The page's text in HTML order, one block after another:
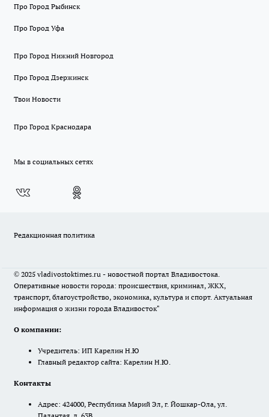
Про Город Рыбинск
Про Город Уфа
Про Город Нижний Новгород
Про Город Дзержинск
Твои Новости
Про Город Краснодара
Мы в социальных сетях
Редакционная политика
© 2025 vladivostoktimes.ru - новостной портал Владивостока.
Оперативные новости города: происшествия, криминал, ЖКХ,
транспорт, благоустройство, экономика, культура и спорт. Актуальная
информация о жизни города Владивосток"
О компании:
Учредитель: ИП Карелин Н.Ю
Главный редактор сайта: Карелин Н.Ю.
Контакты
Адрес: 424000, Республика Марий Эл, г. Йошкар-Ола, ул.